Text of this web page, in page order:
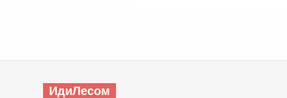
ИдиЛесом